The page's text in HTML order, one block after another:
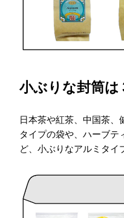
小ぶりな封筒は
日本茶や紅茶、中国茶、
タイプの袋や、ハーブテ
ど、小ぶりなアルミタイ